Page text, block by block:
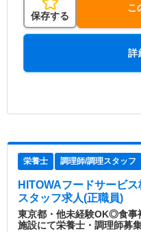
保存する
こ
詳
栄養士 調理師/調理スタッフ
HITOWAフードサービ
スタッフ求人(正職員)
東京都・他未経験OK◎食
施設にて栄養士・調理師募